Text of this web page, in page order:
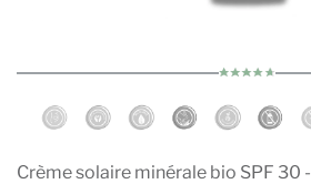
Crème solaire minérale bio SPF 30